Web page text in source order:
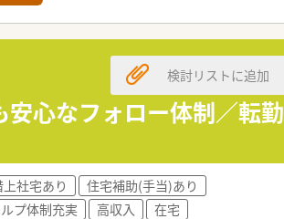
きます。患者様のかかりつけ薬剤師と
ざいます。互いに刺激しあい、自発的
ます。心なフォロー体制／転勤
検討リストに追加
上社宅あり
住宅補助(手当)あり
プ体制充実 高収入
在宅